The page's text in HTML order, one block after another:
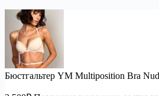
Бюстгальтер YM Multiposition Bra